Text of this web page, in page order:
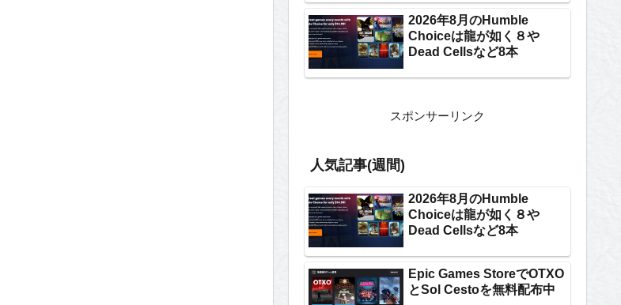
2026年8月のHumble
Choiceは龍が如く８や
Dead Cellsなど8本
スポンサーリンク
人気記事(週間)
2026年8月のHumble
Choiceは龍が如く８や
Dead Cellsなど8本
Epic Games StoreでOTXO
とSol Cestoを無料配布中